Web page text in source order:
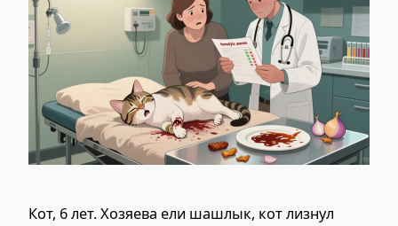
Кот, 6 лет. Хозяева ели шашлык, кот лизнул